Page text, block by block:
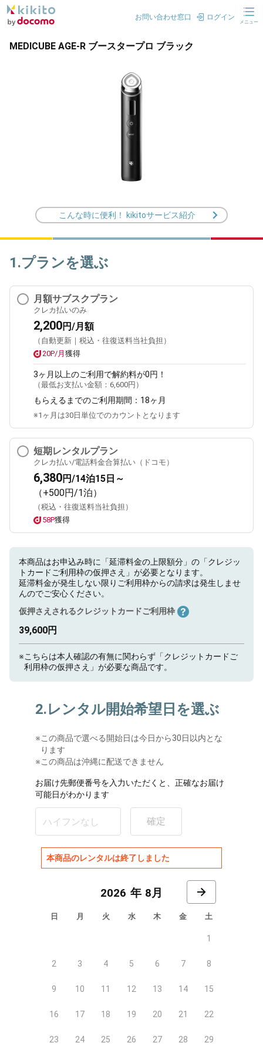
お問い合わせ窓口 ログイン
メニュー
MEDICUBE AGE-R ブースタープロ ブラック
こんな時に便利！ kikitoサービス紹介
1.プランを選ぶ
月額サブスクプラン
クレカ払いのみ
2,200円/月額
（自動更新｜税込・往復送料当社負担）
20P/月 獲得
3ヶ月 以上のご利用で解約料が0円！
（最低お支払い金額： 6,600円 ）
もらえるまでのご利用期間： 18ヶ月
※1ヶ月は30日単位でのカウントとなります
短期レンタルプラン
クレカ払い/電話料金合算払い（ドコモ）
6,380円/14泊15日～
（+500円/1泊）
（税込・往復送料当社負担）
58P獲得
本商品はお申込み時に「延滞料金の上限額分」の「クレジッ
トカードご利用枠の仮押さえ」が必要となります。
延滞料金が発生しない限りご利用枠からの請求は発生しませ
んのでご安心ください。
仮押さえされるクレジットカードご利用枠
39,600円
※こちらは本人確認の有無に関わらず「クレジットカードご
利用枠の仮押さえ」が必要な商品です。
2.レンタル開始希望日を選ぶ
※この商品で選べる開始日は今日から30日以内とな
ります
※この商品は沖縄に配送できません
お届け先郵便番号を入力いただくと、正確なお届け
可能日がわかります
確定
本商品のレンタルは終了しました
8月
日 月 火 水 木 金 土
1
2 3 4 5 6 7 8
9 10 11 12 13 14 15
16 17 18 19 20 21 22
23 24 25 26 27 28 29